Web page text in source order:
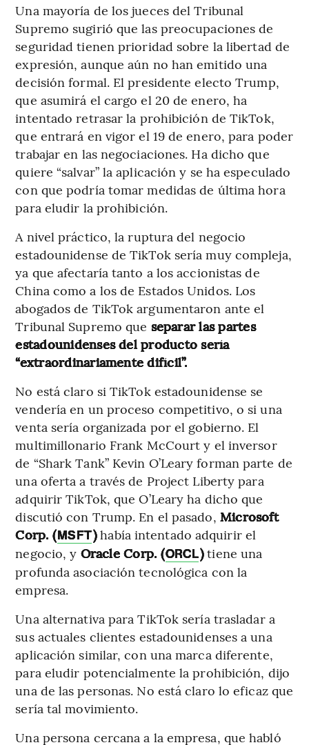
Una mayoría de los jueces del Tribunal
Supremo sugirió que las preocupaciones de
seguridad tienen prioridad sobre la libertad de
expresión, aunque aún no han emitido una
decisión formal. El presidente electo Trump,
que asumirá el cargo el 20 de enero, ha
intentado retrasar la prohibición de TikTok,
que entrará en vigor el 19 de enero, para poder
trabajar en las negociaciones. Ha dicho que
quiere “salvar” la aplicación y se ha especulado
con que podría tomar medidas de última hora
para eludir la prohibición.
A nivel práctico, la ruptura del negocio
estadounidense de TikTok sería muy compleja,
ya que afectaría tanto a los accionistas de
China como a los de Estados Unidos. Los
abogados de TikTok argumentaron ante el
Tribunal Supremo que separar las partes
estadounidenses del producto sería
“extraordinariamente difícil”.
No está claro si TikTok estadounidense se
vendería en un proceso competitivo, o si una
venta sería organizada por el gobierno. El
multimillonario Frank McCourt y el inversor
de “Shark Tank” Kevin O’Leary forman parte de
una oferta a través de Project Liberty para
adquirir TikTok, que O’Leary ha dicho que
discutió con Trump. En el pasado, Microsoft
Corp. (MSFT)había intentado adquirir el
negocio, y Oracle Corp. (ORCL)tiene una
profunda asociación tecnológica con la
empresa.
Una alternativa para TikTok sería trasladar a
sus actuales clientes estadounidenses a una
aplicación similar, con una marca diferente,
para eludir potencialmente la prohibición, dijo
una de las personas. No está claro lo eficaz que
sería tal movimiento.
Una persona cercana a la empresa, que habló